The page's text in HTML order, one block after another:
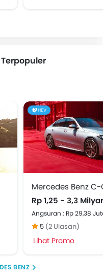
HEV
Rp 1,25 - 3,3
Angsuran : Rp 29,38
5 (2 Ulasan)
Lihat Promo
BENZ